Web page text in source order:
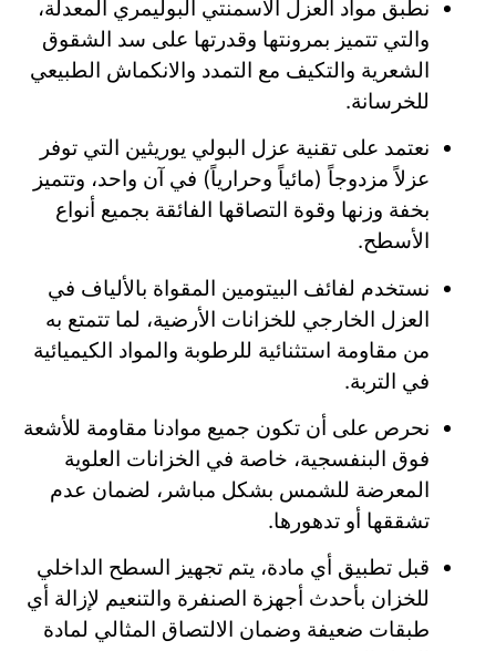
نطبق مواد العزل الأسمنتي البوليمري المعدلة،
والتي تتميز بمرونتها وقدرتها على سد الشقوق
الشعرية والتكيف مع التمدد والانكماش الطبيعي
للخرسانة.
نعتمد على تقنية عزل البولي يوريثين التي توفر
عزلاً مزدوجاً (مائياً وحرارياً) في آن واحد، وتتميز
بخفة وزنها وقوة التصاقها الفائقة بجميع أنواع
الأسطح.
نستخدم لفائف البيتومين المقواة بالألياف في
العزل الخارجي للخزانات الأرضية، لما تتمتع به
من مقاومة استثنائية للرطوبة والمواد الكيميائية
في التربة.
نحرص على أن تكون جميع موادنا مقاومة للأشعة
فوق البنفسجية، خاصة في الخزانات العلوية
المعرضة للشمس بشكل مباشر، لضمان عدم
تشققها أو تدهورها.
قبل تطبيق أي مادة، يتم تجهيز السطح الداخلي
للخزان بأحدث أجهزة الصنفرة والتنعيم لإزالة أي
طبقات ضعيفة وضمان الالتصاق المثالي لمادة